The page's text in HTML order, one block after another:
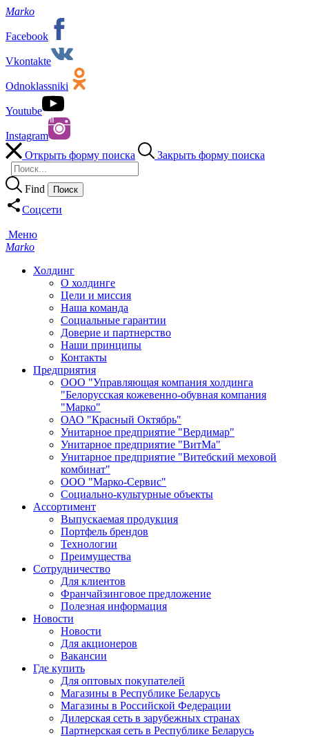
Marko
Facebook
Vkontakte
Odnoklassniki
Youtube
Instagram
Открыть форму поиска
Закрыть форму поиска
Find
Соцсети
Меню
Marko
Холдинг
О холдинге
Цели и миссия
Наша команда
Социальные гарантии
Доверие и партнерство
Наши принципы
Контакты
Предприятия
ООО "Управляющая компания холдинга
"Белорусская кожевенно-обувная компания
"Марко"
ОАО "Красный Октябрь"
Унитарное предприятие "Вердимар"
Унитарное предприятие "ВитМа"
Унитарное предприятие "Витебский меховой
комбинат"
ООО "Марко-Сервис"
Социально-культурные объекты
Ассортимент
Выпускаемая продукция
Портфель брендов
Технологии
Преимущества
Сотрудничество
Для клиентов
Франчайзинговое предложение
Полезная информация
Новости
Новости
Для акционеров
Вакансии
Где купить
Для оптовых покупателей
Магазины в Республике Беларусь
Магазины в Российской Федерации
Дилерская сеть в зарубежных странах
Партнерская сеть в Республике Беларусь